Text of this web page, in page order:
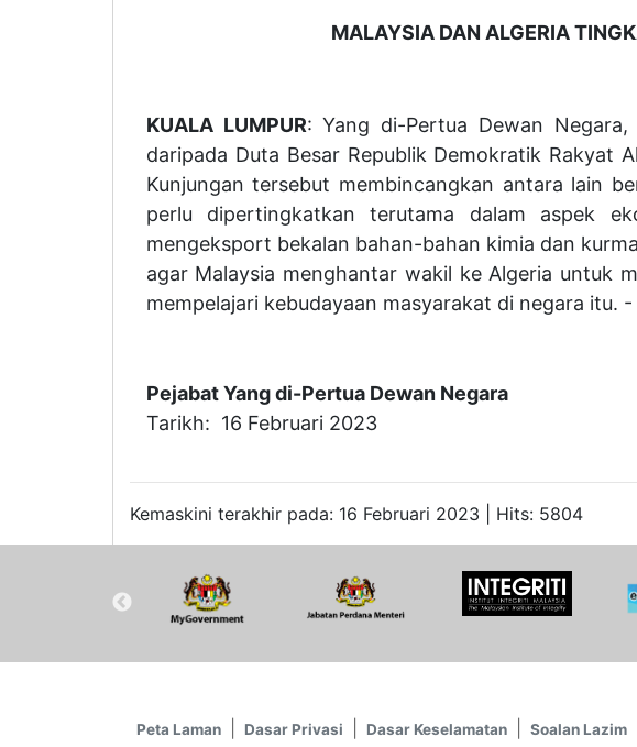
MALAYSIA DAN ALGERIA
KUALA LUMPUR: Yang di-Pertua Dewan
daripada Duta Besar Republik Demokratik Rakyat
Kunjungan tersebut membincangkan antara lain
perlu dipertingkatkan terutama dalam aspek
mengeksport bekalan bahan-bahan kimia dan
agar Malaysia menghantar wakil ke Algeria untuk
mempelajari kebudayaan masyarakat di negara itu. -
Pejabat Yang di-Pertua Dewan Negara
Tarikh: 16 Februari 2023
Kemaskini terakhir pada: 16 Februari 2023 | Hits: 5804
Peta Laman Dasar Privasi Dasar Keselamatan Soalan Lazim